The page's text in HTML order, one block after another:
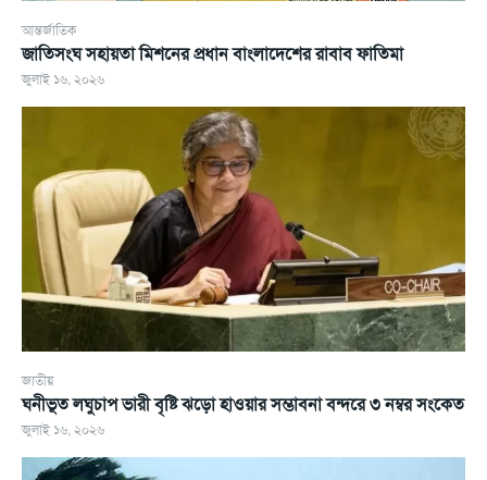
আন্তর্জাতিক
জাতিসংঘ সহায়তা মিশনের প্রধান বাংলাদেশের রাবাব ফাতিমা
জুলাই ১৬, ২০২৬
জাতীয়
ঘনীভূত লঘুচাপ ভারী বৃষ্টি ঝড়ো হাওয়ার সম্ভাবনা বন্দরে ৩ নম্বর সংকেত
জুলাই ১৬, ২০২৬